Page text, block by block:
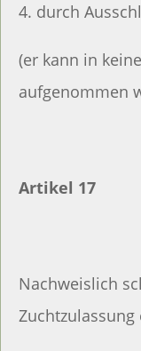
4. durch
(er kann in
aufgenommen
Artikel 17
Nachweislich